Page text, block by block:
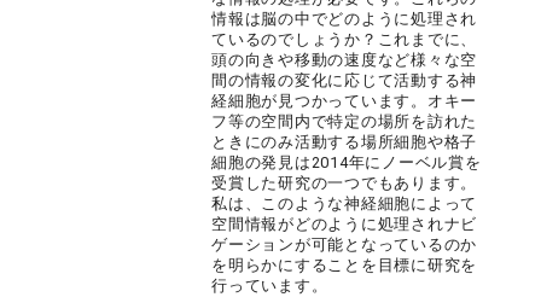
情報は脳の中でどのように処理され
ているのでしょうか？これまでに、
頭の向きや移動の速度など様々な空
間の情報の変化に応じて活動する神
経細胞が見つかっています。オキー
フ等の空間内で特定の場所を訪れた
ときにのみ活動する場所細胞や格子
細胞の発見は2014年にノーベル賞を
受賞した研究の一つでもあります。
私は、このような神経細胞によって
空間情報がどのように処理されナビ
ゲーションが可能となっているのか
を明らかにすることを目標に研究を
行っています。